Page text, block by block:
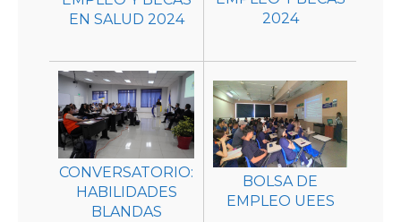
EN SALUD 2024
2024
CONVERSATORIO:
HABILIDADES
BLANDAS
BOLSA DE
EMPLEO UEES